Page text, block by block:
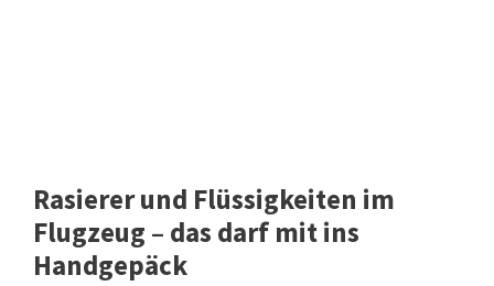
Rasierer und Flüssigkeiten im
Flugzeug – das darf mit ins
Handgepäck